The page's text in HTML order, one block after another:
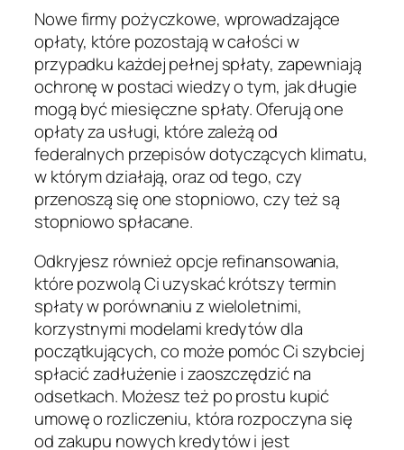
Nowe firmy pożyczkowe, wprowadzające
opłaty, które pozostają w całości w
przypadku każdej pełnej spłaty, zapewniają
ochronę w postaci wiedzy o tym, jak długie
mogą być miesięczne spłaty. Oferują one
opłaty za usługi, które zależą od
federalnych przepisów dotyczących klimatu,
w którym działają, oraz od tego, czy
przenoszą się one stopniowo, czy też są
stopniowo spłacane.
Odkryjesz również opcje refinansowania,
które pozwolą Ci uzyskać krótszy termin
spłaty w porównaniu z wieloletnimi,
korzystnymi modelami kredytów dla
początkujących, co może pomóc Ci szybciej
spłacić zadłużenie i zaoszczędzić na
odsetkach. Możesz też po prostu kupić
umowę o rozliczeniu, która rozpoczyna się
od zakupu nowych kredytów i jest